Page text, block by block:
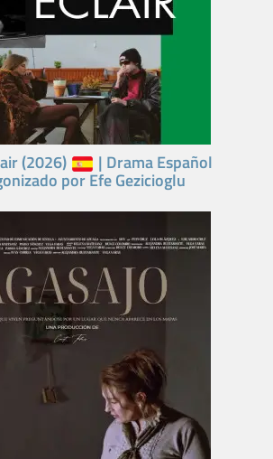
(2026) | Drama Español
por Efe Gezicioglu